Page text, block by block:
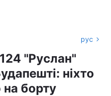
рус
"Руслан"
ніхто
борту